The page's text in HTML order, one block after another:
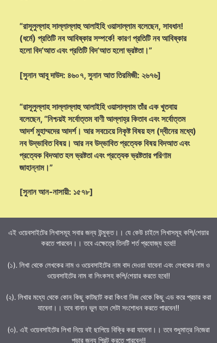
“রাসূলুল্লাহ সাল্লাল্লাহু আলাইহি ওয়াসাল্লাম বলেছেন, সাবধান!
(ধর্মে) প্রতিটি নব আবিষ্কার সম্পর্কে! কারণ প্রতিটি নব আবিষ্কার
হলো বিদ‘আত এবং প্রতিটি বিদ‘আত হলো ভ্রষ্টতা।”
[সুনান আবূ দাউদ: ৪৬০৭, সুনান আত তিরমিজী: ২৬৭৬]
“রাসূলুল্লাহ সাল্লাল্লাহু আলাইহি ওয়াসাল্লাম তাঁর এক খুতবায়
বলেছেন, “নিশ্চয়ই সর্বোত্তম বাণী আল্লাহ্‌র কিতাব এবং সর্বোত্তম
আদর্শ মুহাম্মদের আদর্শ। আর সবচেয়ে নিকৃষ্ট বিষয় হল (দ্বীনের মধ্যে)
নব উদ্ভাবিত বিষয়। আর নব উদ্ভাবিত প্রত্যেক বিষয় বিদআত এবং
প্রত্যেক বিদআত হল ভ্রষ্টতা এবং প্রত্যেক ভ্রষ্টতার পরিণাম
জাহান্নাম।”
[সুনান আন-নাসায়ী: ১৫৭৮]
এই ওয়েবসাইটের লিখাসমূহ সবার জন্য উন্মুক্ত।। যে কেউ চাইলে লিখাসমূহ কপি/শেয়ার
করতে পারবেন।। তবে এক্ষেত্রে তিনটি শর্ত প্রযোজ্য হবে!!
(১). লিখা থেকে লেখকের নাম ও ওয়েবসাইটের নাম বাদ দেওয়া যাবেনা এবং লেখকের নাম ও
ওয়েবসাইটের নাম বা লিংকসহ কপি/শেয়ার করতে হবে!!
(২). লিখার মধ্যে থেকে কোন কিছু কাটছাট করা কিংবা নিজ থেকে কিছু এড করে প্রচার করা
যাবেনা।। তবে বানান ভুল হলে সেটা সংশোধন করতে পারবেন!!
(৩). এই ওয়েবসাইটের লিখা নিয়ে বই ছাপিয়ে বিক্রি করা যাবেনা।। তবে শুধুমাত্র নিজেরা
পড়ার জন্য প্রিন্ট করতে পারবেন!!